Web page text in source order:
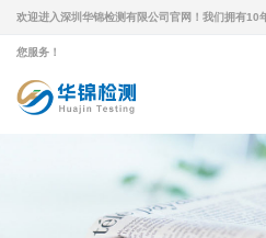
欢迎进入深圳华锦检测有限公司官网！我们拥有10
您服务！